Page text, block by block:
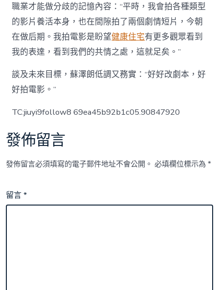
職業才能做分歧的記憶內容：“平時，我會拍各種類型
的影片養活本身，也在間隙拍了兩個劇情短片，今朝
在做后期。我拍電影是盼望健康住宅有更多觀眾看到
我的表達，看到我們的共情之處，這就足矣。”
談及未來目標，蘇澤朗低調又務實：“好好改劇本，好
好拍電影。”
TC:jiuyi9follow8 69ea45b92b1c05.90847920
發佈留言
發佈留言必須填寫的電子郵件地址不會公開。 必填欄位標示為*
留言*